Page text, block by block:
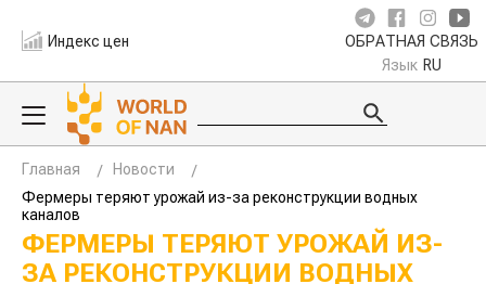
Индекс цен ОБРАТНАЯ СВЯЗЬ
Язык RU
Главная
Новости
Фермеры теряют урожай из-за реконструкции водных
каналов
ФЕРМЕРЫ ТЕРЯЮТ УРОЖАЙ ИЗ-
ЗА РЕКОНСТРУКЦИИ ВОДНЫХ